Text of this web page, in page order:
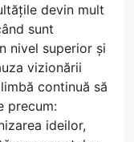
devin mult
sunt
nivel superior și
vizionării
continuă să
precum:
ideilor,